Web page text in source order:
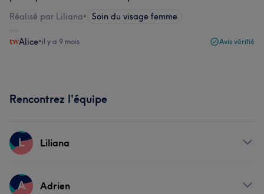
Réalisé par Liliana• Soin du visage femme
Alice•il y a 9 mois Avis vérifié
Rencontrez l'équipe
L Liliana
Prestations
A Adrien